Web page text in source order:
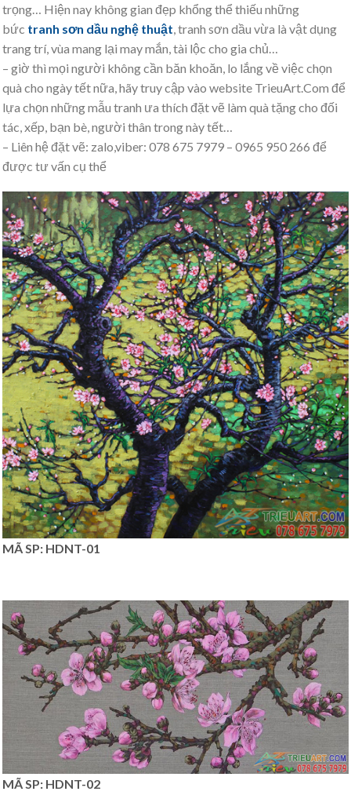
trọng… Hiện nay không gian đẹp khổng thể thiếu những
bức tranh sơn dầu nghệ thuật , tranh sơn dầu vừa là vật dụng
trang trí, vùa mang lại may mắn, tài lộc cho gia chủ…
– giờ thì mọi người không cần băn khoăn, lo lắng về việc chọn
quà cho ngày tết nữa, hãy truy cập vào website TrieuArt.Com để
lựa chọn những mẫu tranh ưa thích đặt vẽ làm quà tặng cho đối
tác, xếp, bạn bè, người thân trong này tết…
– Liên hệ đặt vẽ: zalo,viber: 078 675 7979 – 0965 950 266 để
được tư vấn cụ thể
MÃ SP: HDNT-01
MÃ SP: HDNT-02